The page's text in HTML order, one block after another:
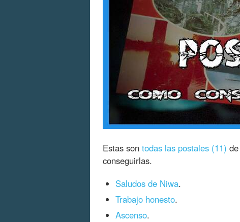
Estas son todas las postales (11) de
conseguirlas.
Saludos de Niwa.
Trabajo honesto.
Ascenso.